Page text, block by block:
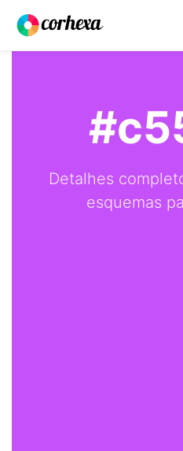
Detalhes
esquemas